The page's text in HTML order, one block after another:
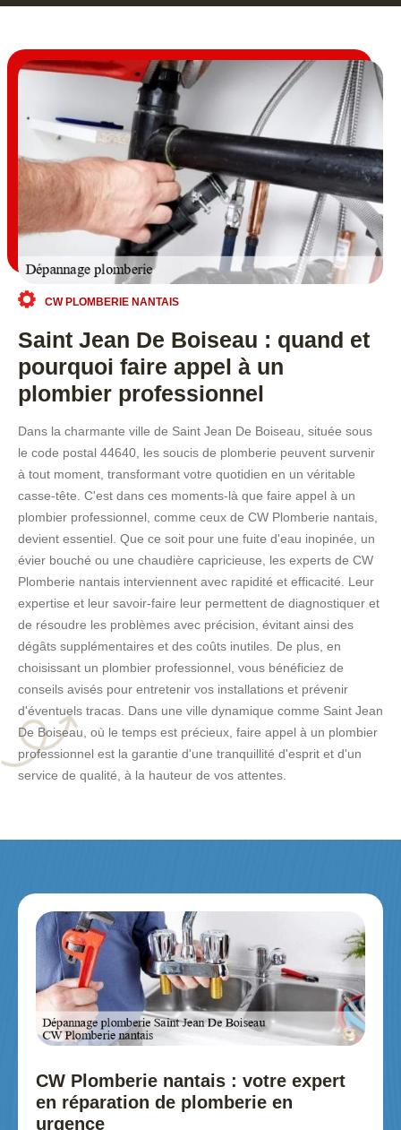
CW PLOMBERIE NANTAIS
Saint Jean De Boiseau : quand et
pourquoi faire appel à un
plombier professionnel
Dans la charmante ville de Saint Jean De Boiseau, située sous
le code postal 44640, les soucis de plomberie peuvent survenir
à tout moment, transformant votre quotidien en un véritable
casse-tête. C'est dans ces moments-là que faire appel à un
plombier professionnel, comme ceux de CW Plomberie nantais,
devient essentiel. Que ce soit pour une fuite d'eau inopinée, un
évier bouché ou une chaudière capricieuse, les experts de CW
Plomberie nantais interviennent avec rapidité et efficacité. Leur
expertise et leur savoir-faire leur permettent de diagnostiquer et
de résoudre les problèmes avec précision, évitant ainsi des
dégâts supplémentaires et des coûts inutiles. De plus, en
choisissant un plombier professionnel, vous bénéficiez de
conseils avisés pour entretenir vos installations et prévenir
d'éventuels tracas. Dans une ville dynamique comme Saint Jean
De Boiseau, où le temps est précieux, faire appel à un plombier
professionnel est la garantie d'une tranquillité d'esprit et d'un
service de qualité, à la hauteur de vos attentes.
CW Plomberie nantais : votre expert
en réparation de plomberie en
urgence